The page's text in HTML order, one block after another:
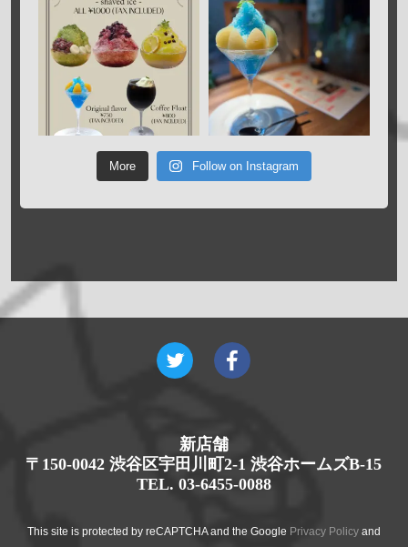
More Follow on Instagram
新店舗
〒150-0042 渋谷区宇田川町2-1 渋谷ホームズB-15
TEL. 03-6455-0088
This site is protected by reCAPTCHA and the Google Privacy Policyand